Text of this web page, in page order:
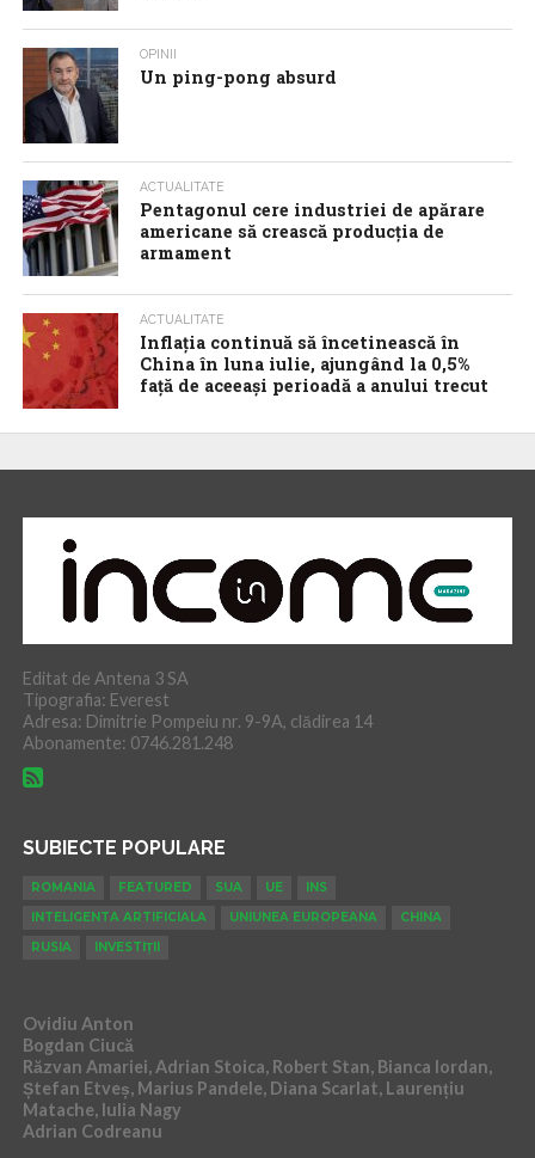
OPINII
Un ping-pong absurd
ACTUALITATE
Pentagonul cere industriei de apărare
americane să crească producția de
armament
ACTUALITATE
Inflaţia continuă să încetinească în
China în luna iulie, ajungând la 0,5%
faţă de aceeaşi perioadă a anului trecut
Editat de Antena 3 SA
Tipografia: Everest
Adresa: Dimitrie Pompeiu nr. 9-9A, clădirea 14
Abonamente: 0746.281.248
SUBIECTE POPULARE
ROMANIA FEATURED SUA UE
INS
INTELIGENTA ARTIFICIALA
UNIUNEA EUROPEANA
CHINA
RUSIA
INVESTIȚII
Ovidiu Anton
Bogdan Ciucă
Răzvan Amariei, Adrian Stoica, Robert Stan, Bianca Iordan,
Ștefan Etveș, Marius Pandele, Diana Scarlat, Laurențiu
Matache, Iulia Nagy
Adrian Codreanu